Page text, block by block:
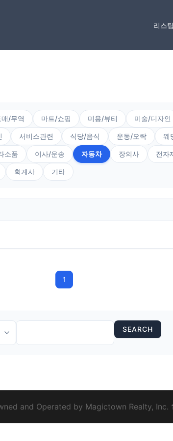
리스
매/무역 마트/쇼핑 미용/뷰티 미술/디자인
서비스관련 식당/음식 운동/오락 웨
소품 이사/운송 자동차 장의사 전자
회계사 기타
1
SEARCH
and Operated by Magictown Realty,